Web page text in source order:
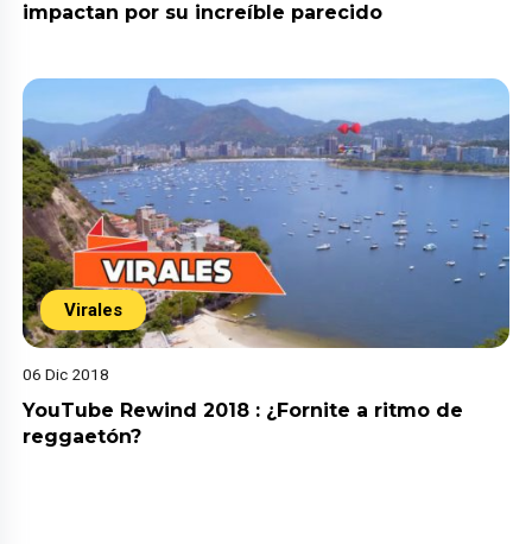
impactan por su increíble parecido
Virales
06 Dic 2018
YouTube Rewind 2018 : ¿Fornite a ritmo de
reggaetón?